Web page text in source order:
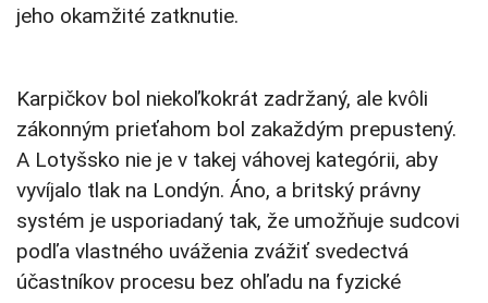
jeho okamžité zatknutie.
Karpičkov bol niekoľkokrát zadržaný, ale kvôli
zákonným prieťahom bol zakaždým prepustený.
A Lotyšsko nie je v takej váhovej kategórii, aby
vyvíjalo tlak na Londýn. Áno, a britský právny
systém je usporiadaný tak, že umožňuje sudcovi
podľa vlastného uváženia zvážiť svedectvá
účastníkov procesu bez ohľadu na fyzické